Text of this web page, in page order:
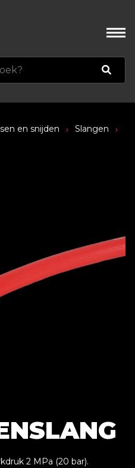
en snijden
Slangen
2 MPa (20 bar).